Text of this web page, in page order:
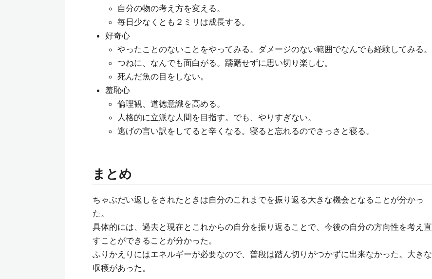
自分の物の考え方を変える。
毎日少なくとも２ミリは成長する。
好奇心
やったことのないことをやってみる。ダメージのない範囲でなんでも経験してみる。
つねに、なんでも面白がる。躊躇せずに思い切り楽しむ。
死んだ魚の目をしない。
羞恥心
倫理観、道徳意識を高める。
人格的に立派な人間を目指す。でも、やりすぎない。
逃げの言い訳をしてると辛くなる。寝ると忘れるのでさっさと寝る。
まとめ
ちゃぶだい返しをされたときは自分のこれまでを振り返る大きな機会となることが分かっ
た。
具体的には、過去と現在とこれからの自分を振り返ることで、今後の自分の方向性を考え直
すことができることが分かった。
ふりかえりにはエネルギーが必要なので、普段は踏ん切りがつかずに出来なかった。大きな
収穫があった。